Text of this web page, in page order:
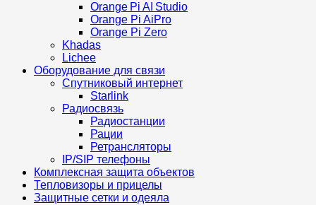
Orange Pi AI Studio
Orange Pi AiPro
Orange Pi Zero
Khadas
Lichee
Оборудование для связи
Спутниковый интернет
Starlink
Радиосвязь
Радиостанции
Рации
Ретрансляторы
IP/SIP телефоны
Комплексная защита объектов
Тепловизоры и прицелы
Защитные сетки и одеяла